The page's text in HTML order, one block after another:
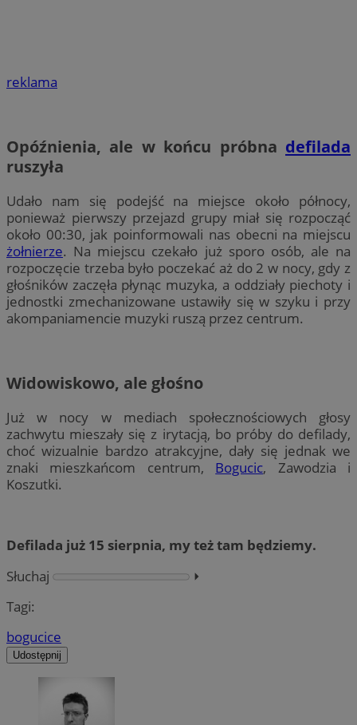
reklama
Opóźnienia, ale w końcu próbna defilada
ruszyła
Udało nam się podejść na miejsce około północy,
ponieważ pierwszy przejazd grupy miał się rozpocząć
około 00:30, jak poinformowali nas obecni na miejscu
żołnierze. Na miejscu czekało już sporo osób, ale na
rozpoczęcie trzeba było poczekać aż do 2 w nocy, gdy z
głośników zaczęła płynąc muzyka, a oddziały piechoty i
jednostki zmechanizowane ustawiły się w szyku i przy
akompaniamencie muzyki ruszą przez centrum.
Widowiskowo, ale głośno
Już w nocy w mediach społecznościowych głosy
zachwytu mieszały się z irytacją, bo próby do defilady,
choć wizualnie bardzo atrakcyjne, dały się jednak we
znaki mieszkańcom centrum, Bogucic, Zawodzia i
Koszutki.
Defilada już 15 sierpnia, my też tam będziemy.
Słuchaj
⏵︎
Tagi:
bogucice
Udostępnij